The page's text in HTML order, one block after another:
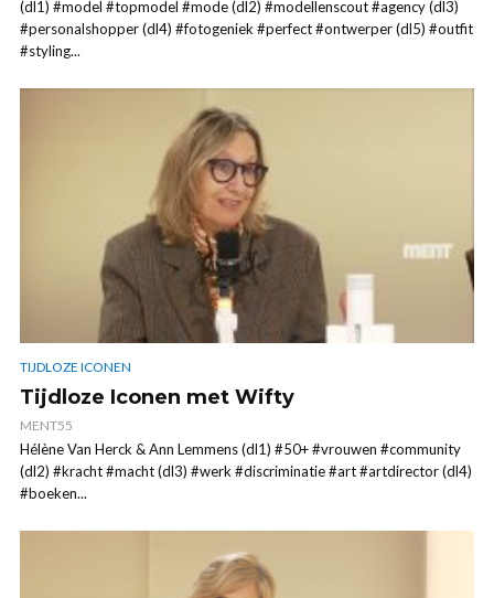
(dl1) #model #topmodel #mode (dl2) #modellenscout #agency (dl3)
#personalshopper (dl4) #fotogeniek #perfect #ontwerper (dl5) #outfit
#styling...
TIJDLOZE ICONEN
Tijdloze Iconen met Wifty
MENT55
Hélène Van Herck & Ann Lemmens (dl1) #50+ #vrouwen #community
(dl2) #kracht #macht (dl3) #werk #discriminatie #art #artdirector (dl4)
#boeken...